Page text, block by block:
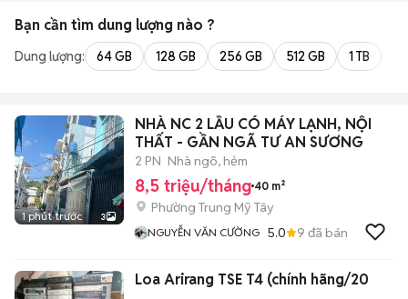
Bạn cần tìm dung lượng nào ?
Dung lượng: 64 GB 128 GB 256 GB 512 GB 1 TB
1 phút trước 3
NHÀ NC 2 LẦU CÓ MÁY LẠNH, NỘI
THẤT - GẦN NGÃ TƯ AN SƯƠNG
2 PN Nhà ngõ, hẻm
8,5 triệu/tháng 40 m²
Phường Trung Mỹ Tây
NGUYỄN VĂN CƯỜNG 5.0 9 đã bán
Loa Arirang TSE T4 (chính hãng/20